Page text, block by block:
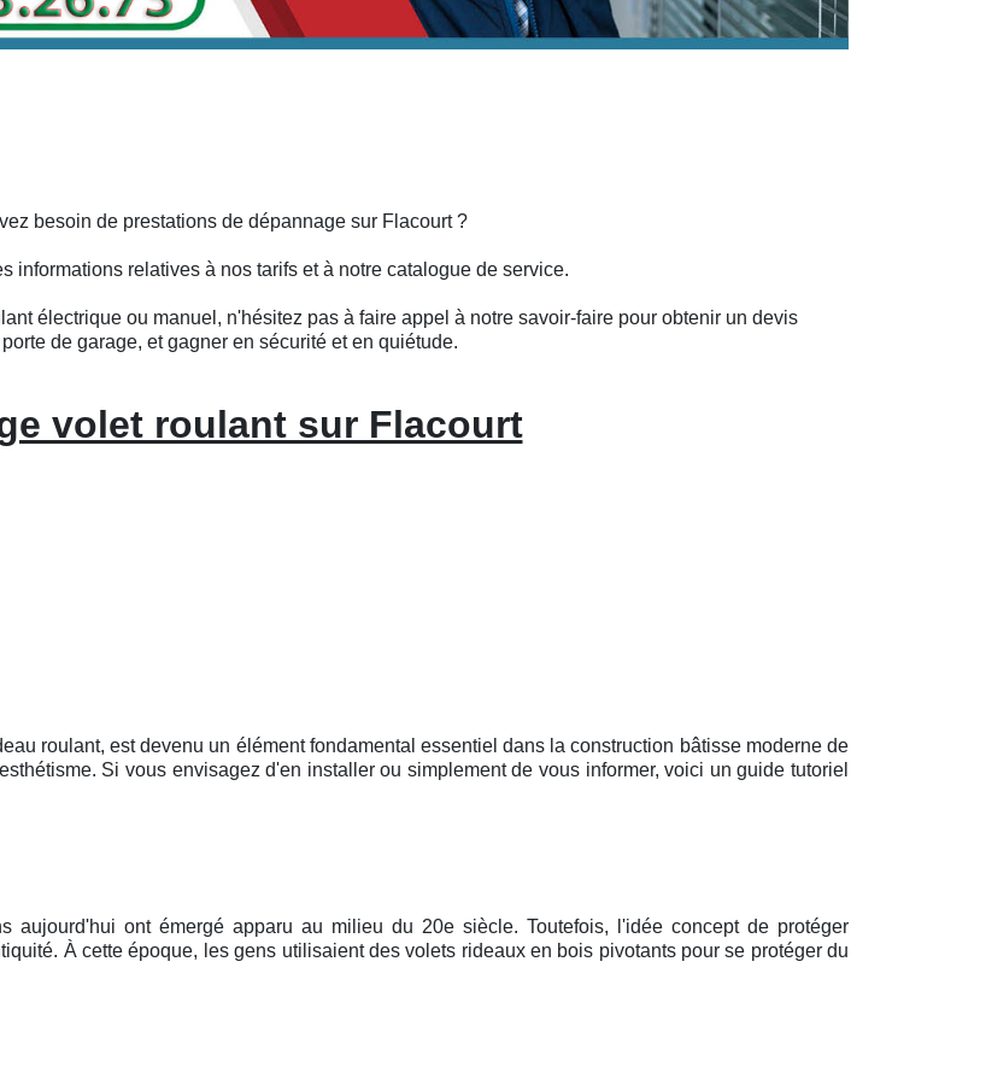
besoin de prestations de dépannage sur Flacourt ?
informations relatives à nos tarifs et à notre catalogue de service.
électrique ou manuel, n'hésitez pas à faire appel à notre savoir-faire pour obtenir un devis
de garage, et gagner en sécurité et en quiétude.
volet roulant sur Flacourt
roulant, est devenu un élément fondamental essentiel dans la construction bâtisse moderne de
Si vous envisagez d'en installer ou simplement de vous informer, voici un guide tutoriel
aujourd'hui ont émergé apparu au milieu du 20e siècle. Toutefois, l'idée concept de protéger
À cette époque, les gens utilisaient des volets rideaux en bois pivotants pour se protéger du